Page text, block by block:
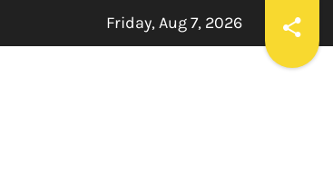
ਕਿ ਇਕਪੱਖੀ ਰਾਜਨੀਤੀ ਤੱਥਾਂ ਅਤੇ ਨਿਰਪੱਖਤਾ ‘ਤੇ ਹਾਵੀ ਨਾ ਹੋਵੇ:
Friday, Aug 7, 2026